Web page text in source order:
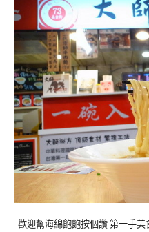
歡迎幫海綿飽飽按個讚 第一手